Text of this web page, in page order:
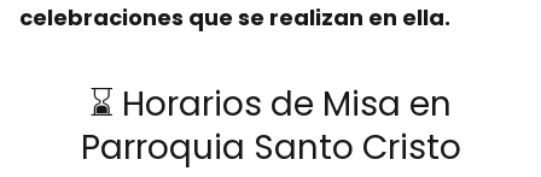
celebraciones que se realizan en ella.
⌛ Horarios de Misa en
Parroquia Santo Cristo